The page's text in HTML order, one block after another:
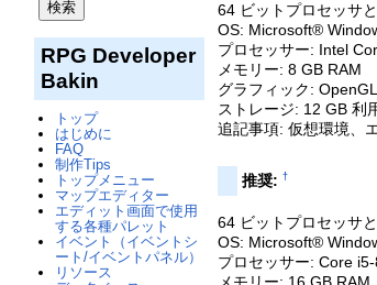
64 ビットプロセッサ
OS: Microsoft®
プロセッサー: Intel
メモリー: 8 GB RAM
グラフィック:
ストレージ: 12 GB 利
追記事項: 仮想環境、
推奨: †
64 ビットプロセッサ
OS: Microsoft®
プロセッサー: Core
メモリー: 16 GB RAM
RPG Developer
Bakin
トップ
はじめに
FAQ
制作Tips
トップメニュー
マップエディター
エディット画面で使用
する各種パレット
イベント（イベントシ
ート/イベントパネル）
リソース